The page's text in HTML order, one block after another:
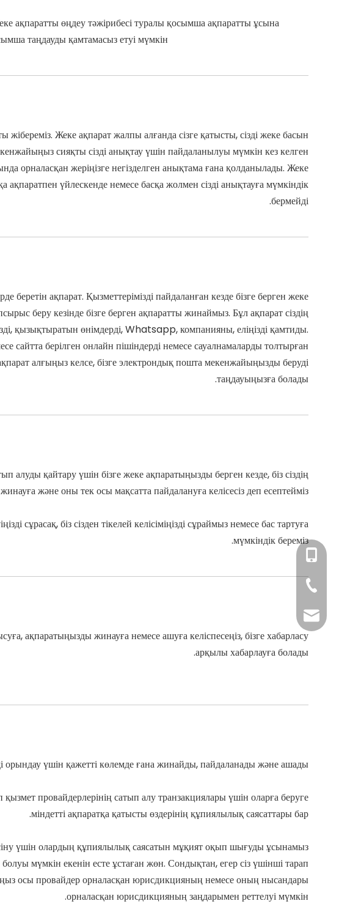
ақпаратты өңдеу тәжірибесі туралы қосымша ақпаратты ұсына
таңдауды қамтамасыз етуі мүмкін.
Жеке ақпарат жалпы алғанда сізге қатысты, сізді жеке басын
сияқты сізді анықтау үшін пайдаланылуы мүмкін кез келген
орналасқан жеріңізге негізделген анықтама ғана қолданылады. Жеке
үйлескенде немесе басқа жолмен сізді анықтауға мүмкіндік
бермейді.
беретін ақпарат. Қызметтерімізді пайдаланған кезде бізге берген жеке
беру кезінде бізге берген ақпаратты жинаймыз. Бұл ақпарат сіздің
қызықтыратын өнімдерді, Whatsapp, компанияны, еліңізді қамтиды.
берілген онлайн пішіндерді немесе сауалнамаларды толтырған
алғыңыз келсе, бізге электрондық пошта мекенжайыңызды беруді
таңдауыңызға болады.
алуды қайтару үшін бізге жеке ақпаратыңызды берген кезде, біз сіздің
және оны тек осы мақсатта пайдалануға келісесіз деп есептейміз.
сұрасақ, біз сізден тікелей келісіміңізді сұраймыз немесе бас тартуға
мүмкіндік береміз.
ақпаратыңызды жинауға немесе ашуға келіспесеңіз, бізге хабарласу
арқылы хабарлауға болады.
үшін қажетті көлемде ғана жинайды, пайдаланады және ашады.
провайдерлерінің сатып алу транзакциялары үшін оларға беруге
міндетті ақпаратқа қатысты өздерінің құпиялылық саясаттары бар.
үшін олардың құпиялылық саясатын мұқият оқып шығуды ұсынамыз.
мүмкін екенін есте ұстаған жөн. Сондықтан, егер сіз үшінші тарап
осы провайдер орналасқан юрисдикцияның немесе оның нысандары
орналасқан юрисдикцияның заңдарымен реттелуі мүмкін.
+86-
+86-20-
+86-20-